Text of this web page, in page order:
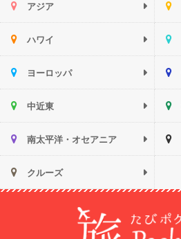
アジア
ハワイ
ヨーロッパ
中近東
南太平洋・オセアニア
クルーズ